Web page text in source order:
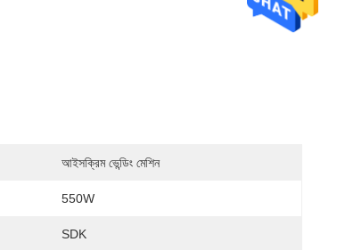
আইসক্রিম ভেন্ডিং মেশিন
550W
SDK